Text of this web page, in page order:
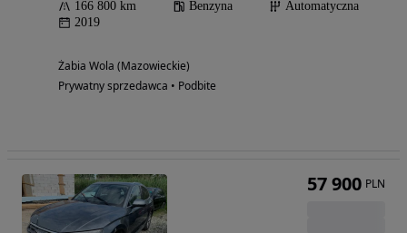
166 800 km Benzyna
Automatyczna
2019
Żabia Wola (Mazowieckie)
Prywatny sprzedawca • Podbite
57 900 PLN